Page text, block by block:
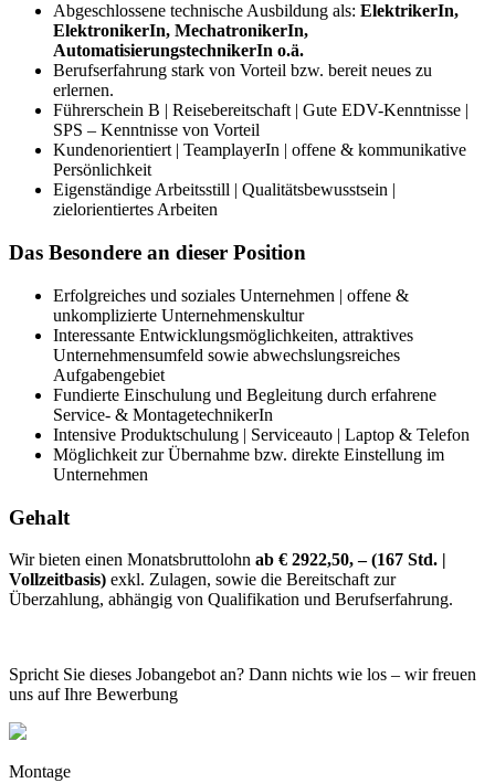
Abgeschlossene technische Ausbildung als: ElektrikerIn,
ElektronikerIn, MechatronikerIn,
AutomatisierungstechnikerIn o.ä.
Berufserfahrung stark von Vorteil bzw. bereit neues zu
erlernen.
Führerschein B | Reisebereitschaft | Gute EDV-Kenntnisse |
SPS – Kenntnisse von Vorteil
Kundenorientiert | TeamplayerIn | offene & kommunikative
Persönlichkeit
Eigenständige Arbeitsstill | Qualitätsbewusstsein |
zielorientiertes Arbeiten
Das Besondere an dieser Position
Erfolgreiches und soziales Unternehmen | offene &
unkomplizierte Unternehmenskultur
Interessante Entwicklungsmöglichkeiten, attraktives
Unternehmensumfeld sowie abwechslungsreiches
Aufgabengebiet
Fundierte Einschulung und Begleitung durch erfahrene
Service- & MontagetechnikerIn
Intensive Produktschulung | Serviceauto | Laptop & Telefon
Möglichkeit zur Übernahme bzw. direkte Einstellung im
Unternehmen
Gehalt
Wir bieten einen Monatsbruttolohn ab € 2922,50, – (167 Std. |
Vollzeitbasis) exkl. Zulagen, sowie die Bereitschaft zur
Überzahlung, abhängig von Qualifikation und Berufserfahrung.
Spricht Sie dieses Jobangebot an? Dann nichts wie los – wir freuen
uns auf Ihre Bewerbung
Montage